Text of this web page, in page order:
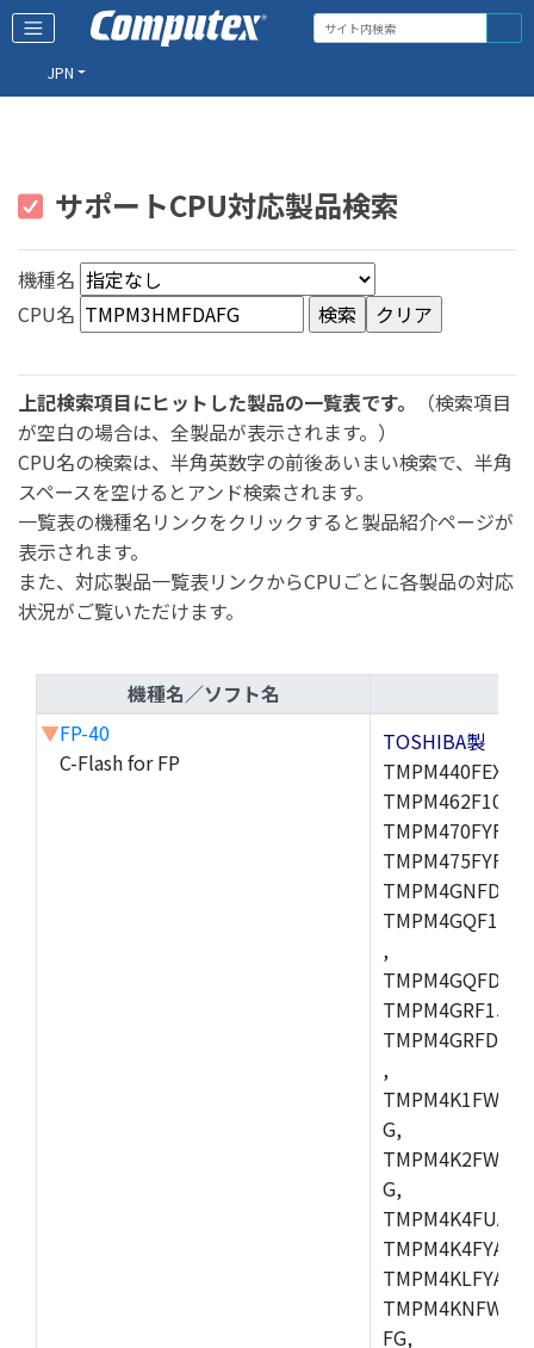
JPN
サポートCPU対応製品検索
機種名
CPU名
上記検索項目にヒットした製品の一覧表です。
（検索項目
が空白の場合は、全製品が表示されます。）
CPU名の検索は、半角英数字の前後あいまい検索で、半角
スペースを空けるとアンド検索されます。
一覧表の機種名リンクをクリックすると製品紹介ページが
表示されます。
また、対応製品一覧表リンクからCPUごとに各製品の対応
状況がご覧いただけます。
機種名／ソフト名
▼FP-40
C-Flash for FP
TOSHIBA製
,
,
G,
G,
FG,